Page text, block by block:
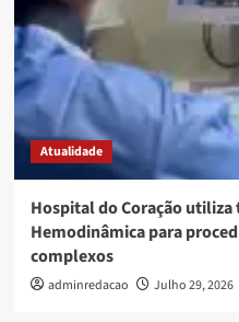
Atualidade
Hospital do Coração
Hemodinâmica para
complexos
adminredacao Julho 29, 2026